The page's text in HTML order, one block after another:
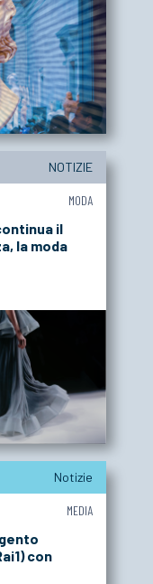
NOTIZIE
MODA
il
la moda
Notizie
MEDIA
con